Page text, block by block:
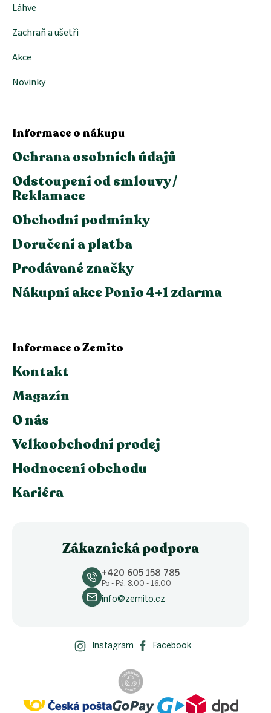
Láhve
Zachraň a ušetři
Akce
Novinky
Informace o nákupu
Ochrana osobních údajů
Odstoupení od smlouvy /
Reklamace
Obchodní podmínky
Doručení a platba
Prodávané značky
Nákupní akce Ponio 4+1 zdarma
Informace o Zemito
Kontakt
Magazín
O nás
Velkoobchodní prodej
Hodnocení obchodu
Kariéra
Zákaznická podpora
+420 605 158 785
Po - Pá: 8.00 - 16.00
info@zemito.cz
Instagram Facebook